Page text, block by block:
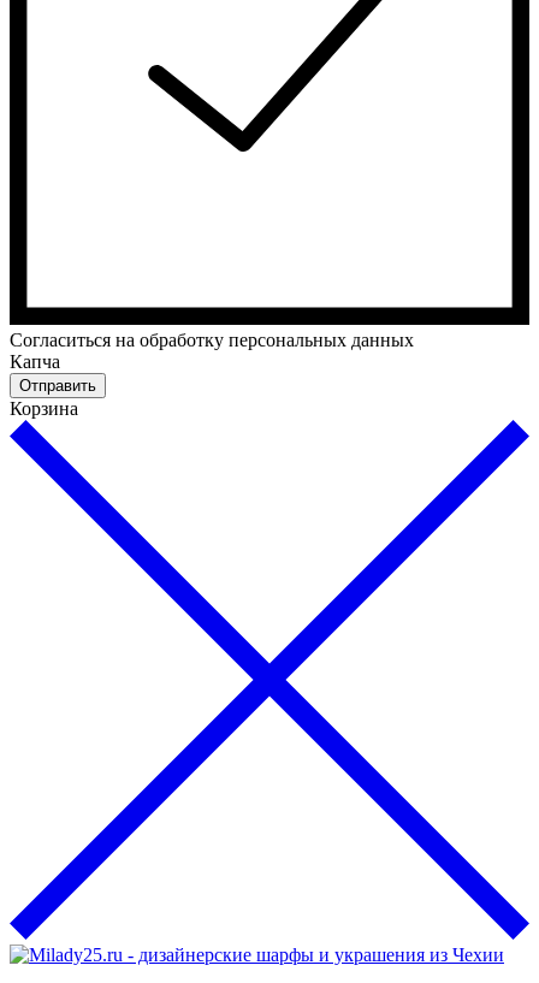
Cогласиться на обработку персональных данных
Капча
Отправить
Корзина